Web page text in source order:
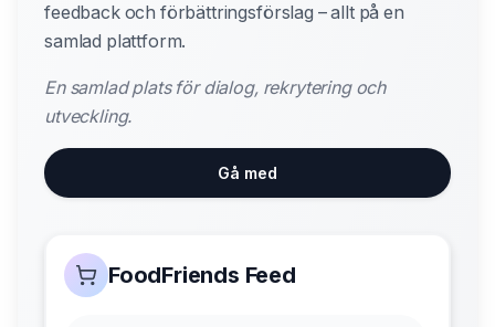
feedback och förbättringsförslag – allt på en
samlad plattform.
En samlad plats för dialog, rekrytering och
utveckling.
Gå med
FoodFriends Feed